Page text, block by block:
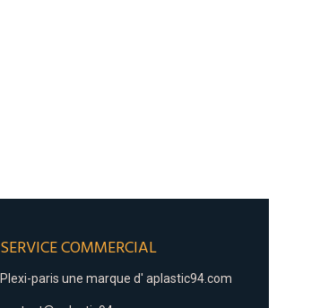
SERVICE COMMERCIAL
Plexi-paris une marque d' aplastic94.com